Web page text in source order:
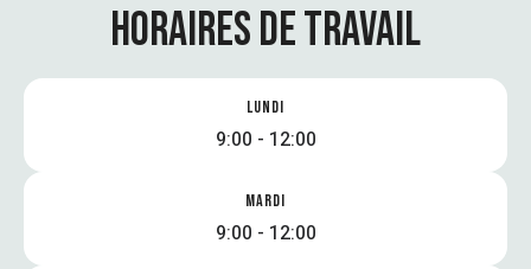
HORAIRES DE TRAVAIL
LUNDI
9:00 - 12:00
MARDI
9:00 - 12:00